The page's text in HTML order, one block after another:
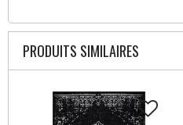
PRODUITS SIMILAIRES